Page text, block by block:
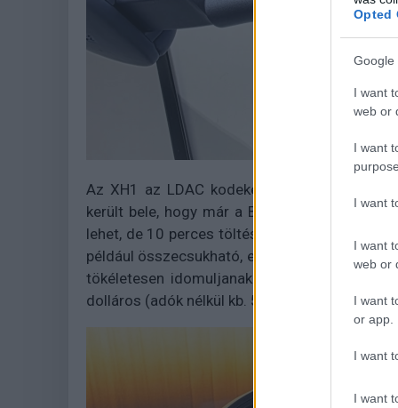
Opted
Google
I want
web or
I want
I want
I want
web or
I want
or app.
I want
I want
Az XH1 az LDAC kodeket is támogatja
került bele, hogy már a BT 6.1-gyel is
lehet, de 10 perces töltéssel 12 órányi
például összecsukható, emellett az
tökéletesen idomuljanak bármilyen
dolláros (adók nélkül kb. 50 000 forintos) áron.